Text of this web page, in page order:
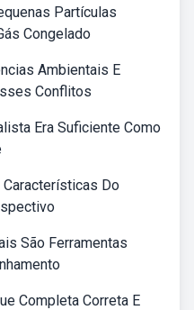
Partículas
Congelado
Ambientais E
Conflitos
Era Suficiente Como
Do
São Ferramentas
Completa Correta E